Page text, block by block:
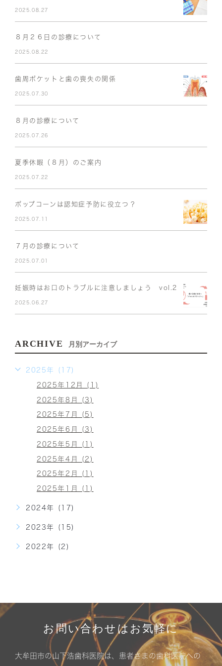
2025.08.27
８月２６日の診療について
2025.08.22
歯周ポケットと歯の喪失の関係
2025.07.30
８月の診療について
2025.07.26
夏季休暇（８月）のご案内
2025.07.22
ポップコーンは認知症予防に役立つ？
2025.07.11
７月の診療について
2025.07.01
妊娠時はお口のトラブルに注意しましょう vol.2
2025.06.27
ARCHIVE 月別アーカイブ
2025年 (17)
2025年12月 (1)
2025年8月 (3)
2025年7月 (5)
2025年6月 (3)
2025年5月 (1)
2025年4月 (2)
2025年2月 (1)
2025年1月 (1)
2024年 (17)
2023年 (15)
2022年 (2)
お問い合わせはお気軽に
大牟田市の山下浩歯科医院は、患者さまの歯科医院への